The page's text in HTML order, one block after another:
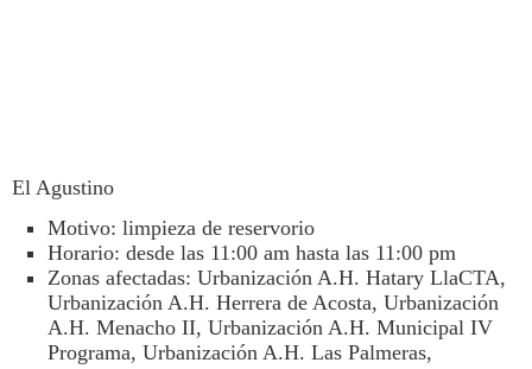
El Agustino
Motivo: limpieza de reservorio
Horario: desde las 11:00 am hasta las 11:00 pm
Zonas afectadas: Urbanización A.H. Hatary LlaCTA,
Urbanización A.H. Herrera de Acosta, Urbanización
A.H. Menacho II, Urbanización A.H. Municipal IV
Programa, Urbanización A.H. Las Palmeras,